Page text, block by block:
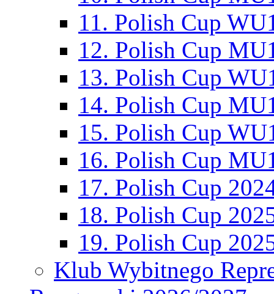
11. Polish Cup
12. Polish Cup
13. Polish Cup
14. Polish Cup
15. Polish Cup
16. Polish Cup
17. Polish Cup
18. Polish Cup
19. Polish Cup
Klub Wybitnego